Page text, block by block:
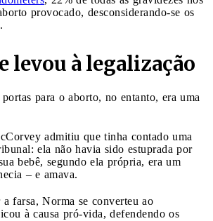
provocado, desconsiderando-se os
levou à legalização
para o aborto, no entanto, era uma
admitiu que tinha contado uma
ela não havia sido estuprada por
bebê, segundo ela própria, era um
– e amava.
farsa, Norma se converteu ao
à causa pró-vida, defendendo os